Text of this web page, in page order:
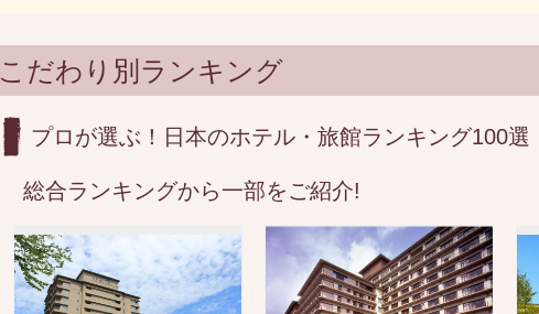
こだわり別ランキング
プロが選ぶ！日本のホテル・旅館ランキング100選
総合ランキングから一部をご紹介!